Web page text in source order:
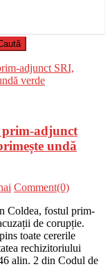
prim-adjunct
undă
Comment(0)
Coldea, fostul prim-
de corupție.
toate cererile
rechizitoriului
alin. 2 din Codul de